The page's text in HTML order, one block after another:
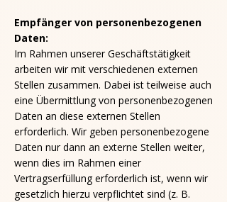
Empfänger von personenbezogenen
Daten:
Im Rahmen unserer Geschäftstätigkeit
arbeiten wir mit verschiedenen externen
Stellen zusammen. Dabei ist teilweise auch
eine Übermittlung von personenbezogenen
Daten an diese externen Stellen
erforderlich. Wir geben personenbezogene
Daten nur dann an externe Stellen weiter,
wenn dies im Rahmen einer
Vertragserfüllung erforderlich ist, wenn wir
gesetzlich hierzu verpflichtet sind (z. B.